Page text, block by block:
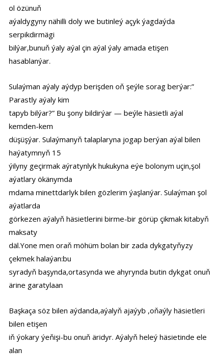
ol özünuň
aýaldygyny nähilli doly we butinleý açyk ýagdaýda
serpikdirmägi
bilýar,bunuň ýaly aýal çin aýal ýaly amada etişen
hasablanýar.
Sulaýman aýaly aýdyp berişden oň şeýle sorag berýar:”
Parastly aýaly kim
tapyb bilýar?” Bu şony bildirýar — beýle häsietli aýal
kemden-kem
düşüşýar. Sulaýmanyň talaplaryna jogap berýan aýal bilen
haýatymnyň 15
ýilyny geçirmak aýratynlyk hukukyna eýe bolonym uçin,şol
aýatlary ökänymda
mdama minettdarlyk bilen gözlerim ýaşlanýar. Sulaýman şol
aýatlarda
görkezen aýalyň häsietlerini birme-bir görüp çikmak kitabyň
maksaty
däl.Yone men oraň möhüm bolan bir zada dykgatyňyzy
çekmek halaýan:bu
syradyň başynda,ortasynda we ahyrynda butin dykgat onuň
ärine garatylaan
Başkaça söz bilen aýdanda,aýalyň ajaýyb ,oňaýly häsietleri
bilen etişen
iň ýokary ýeňişi-bu onuň äridyr. Aýalyň heleý häsietinde ele
alan